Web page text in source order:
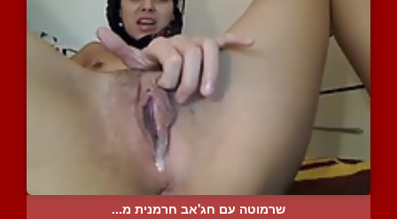
שרמוטה עם חג'אב חרמנית מ...